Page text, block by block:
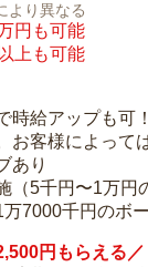
より異なる
円も可能
上も可能
時給アップも可！
客様によって
あり
（5千円〜1万円
万7000千円のボ
円もらえる／